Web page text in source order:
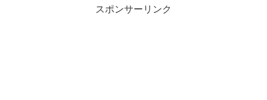
スポンサーリンク